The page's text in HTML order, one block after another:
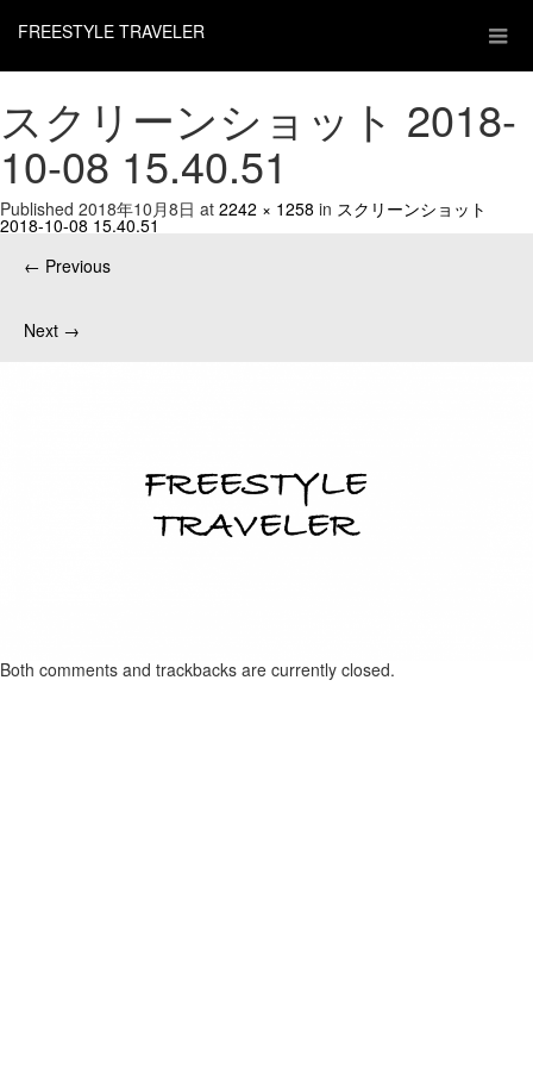
FREESTYLE TRAVELER
スクリーンショット 2018-
10-08 15.40.51
Published 2018年10月8日 at 2242 × 1258 in スクリーンショット
2018-10-08 15.40.51
← Previous
Next →
Both comments and trackbacks are currently closed.